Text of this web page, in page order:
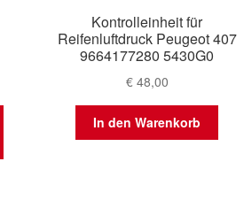
Kontrolleinheit für
Reifenluftdruck Peugeot 407
9664177280 5430G0
€48,00
In den Warenkorb